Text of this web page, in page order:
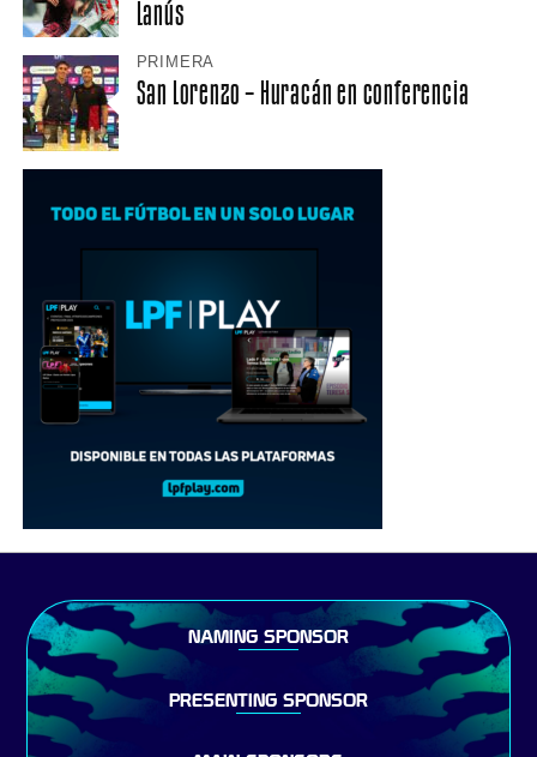
Lanús
PRIMERA
San Lorenzo – Huracán en conferencia
NAMING SPONSOR
PRESENTING SPONSOR